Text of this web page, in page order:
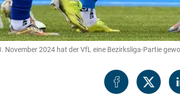
November 2024 hat der VfL eine Bezirksliga-Partie